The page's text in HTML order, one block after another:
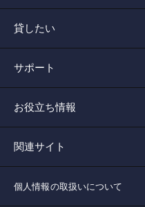
貸したい
サポート
お役立ち情報
関連サイト
個人情報の取扱いについて